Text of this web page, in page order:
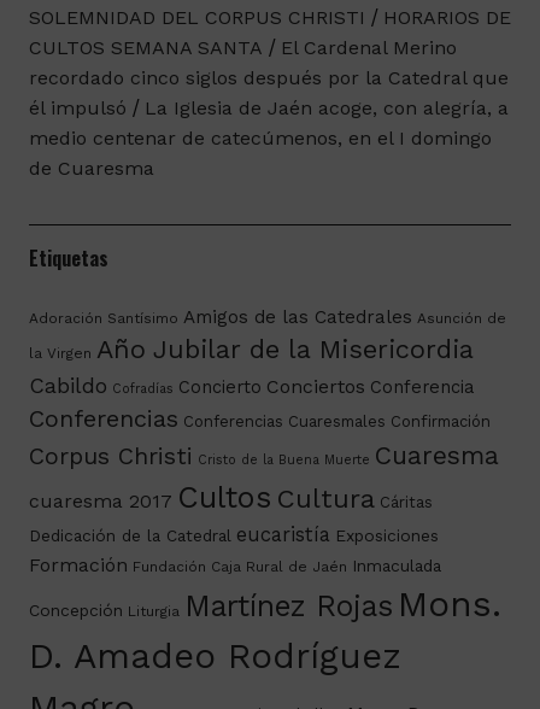
SOLEMNIDAD DEL CORPUS CHRISTI
HORARIOS DE
CULTOS SEMANA SANTA
El Cardenal Merino
recordado cinco siglos después por la Catedral que
él impulsó
La Iglesia de Jaén acoge, con alegría, a
medio centenar de catecúmenos, en el I domingo
de Cuaresma
Etiquetas
Adoración Santísimo Amigos de las Catedrales Asunción de
la Virgen Año Jubilar de la Misericordia
Cabildo Cofradías Concierto Conciertos Conferencia
Conferencias Conferencias Cuaresmales Confirmación
Corpus Christi Cristo de la Buena Muerte Cuaresma
cuaresma 2017 Cultos Cultura Cáritas
Dedicación de la Catedral eucaristía Exposiciones
Formación Fundación Caja Rural de Jaén Inmaculada
Concepción Liturgia Martínez Rojas Mons.
D. Amadeo Rodríguez